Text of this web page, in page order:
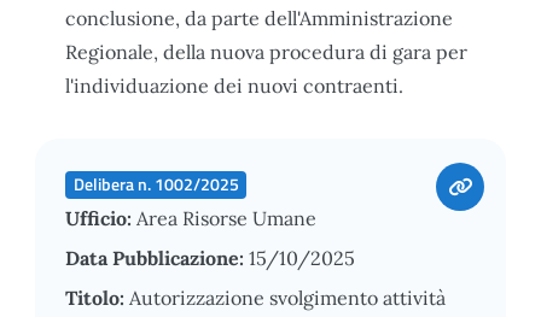
conclusione, da parte dell'Amministrazione
Regionale, della nuova procedura di gara per
l'individuazione dei nuovi contraenti.
Delibera n. 1002/2025
Ufficio: Area Risorse Umane
Data Pubblicazione: 15/10/2025
Titolo: Autorizzazione svolgimento attività